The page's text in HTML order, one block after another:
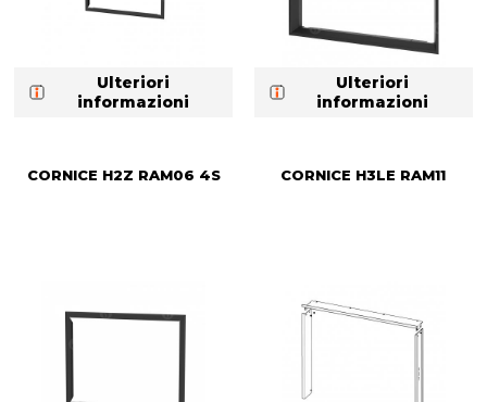
Ulteriori
informazioni
Ulteriori
informazioni
CORNICE H2Z RAM06 4S CORNICE H3LE RAM11